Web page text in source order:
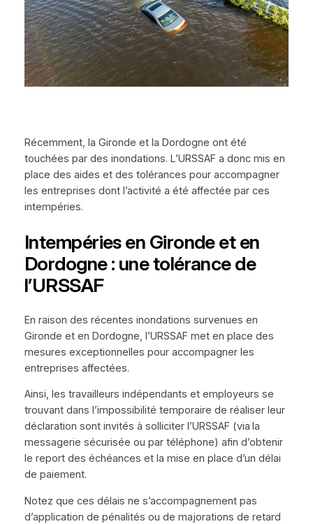
Récemment, la Gironde et la Dordogne ont été
touchées par des inondations. L’URSSAF a donc mis en
place des aides et des tolérances pour accompagner
les entreprises dont l’activité a été affectée par ces
intempéries.
Intempéries en Gironde et en
Dordogne : une tolérance de
l’URSSAF
En raison des récentes inondations survenues en
Gironde et en Dordogne, l’URSSAF met en place des
mesures exceptionnelles pour accompagner les
entreprises affectées.
Ainsi, les travailleurs indépendants et employeurs se
trouvant dans l’impossibilité temporaire de réaliser leur
déclaration sont invités à solliciter l’URSSAF (via la
messagerie sécurisée ou par téléphone) afin d’obtenir
le report des échéances et la mise en place d’un délai
de paiement.
Notez que ces délais ne s’accompagnement pas
d’application de pénalités ou de majorations de retard